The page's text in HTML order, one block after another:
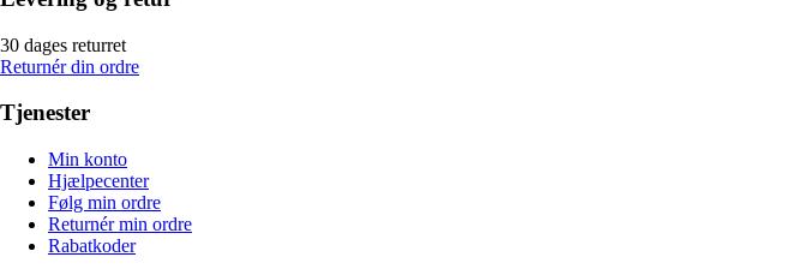
30 dages returret
Returnér din ordre
Tjenester
Min konto
Hjælpecenter
Følg min ordre
Returnér min ordre
Rabatkoder